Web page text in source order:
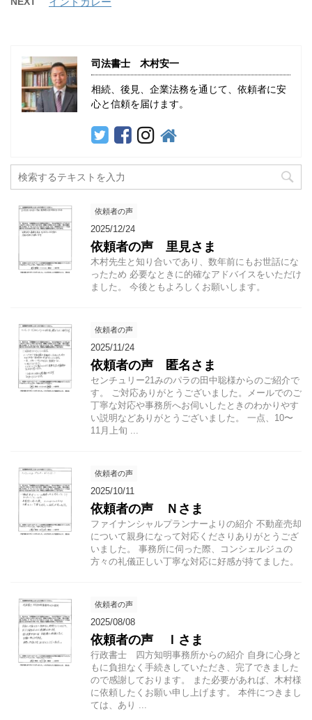
司法書士 木村安一
相続、後見、企業法務を通じて、依頼者に安
心と信頼を届けます。
依頼者の声
2025/12/24
依頼者の声 里見さま
木村先生と知り合いであり、数年前にもお世話にな
ったため 必要なときに的確なアドバイスをいただけ
ました。 今後ともよろしくお願いします。
依頼者の声
2025/11/24
依頼者の声 匿名さま
センチュリー21みのパラの田中聡様からのご紹介で
す。 ご対応ありがとうございました。メールでのご
丁寧な対応や事務所へお伺いしたときのわかりやす
い説明などありがとうございました。 一点、10〜
11月上旬 ...
依頼者の声
2025/10/11
依頼者の声 Ｎさま
ファイナンシャルプランナーよりの紹介 不動産売却
について親身になって対応くださりありがとうござ
いました。 事務所に伺った際、コンシェルジュの
方々の礼儀正しい丁寧な対応に好感が持てました。
依頼者の声
2025/08/08
依頼者の声 Ｉさま
行政書士 四方知明事務所からの紹介 自身に心身と
もに負担なく手続きしていただき、完了できました
ので感謝しております。 また必要があれば、木村様
に依頼したくお願い申し上げます。 本件につきまし
ては、あり ...